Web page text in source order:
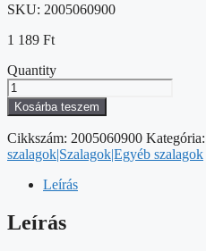
SKU: 2005060900
1 189 Ft
Quantity
Kétoldalas
habszalag
20
mm
/
3
mennyiség
Kosárba teszem
Cikkszám: 2005060900 Kategória:
szalagok|Szalagok|Egyéb szalagok
Leírás
Leírás